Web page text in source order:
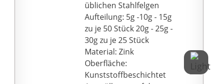
irgendwelche Fragen
haben, zögern Sie bitte
nicht, uns zu
kontaktieren.
üblichen Stahlfelgen
Aufteilung: 5g -10g - 15g
zu je 50 Stück 20g - 25g -
30g zu je 25 Stück
Material: Zink
Oberfläche:
Kunststoffbeschichtet